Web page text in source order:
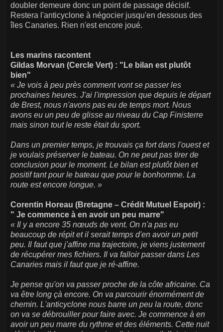
doubler demeure donc un point de passage décisif.
Restera l'anticyclone à négocier jusqu'en dessous des
îles Canaries. Rien n'est encore joué.
Les marins racontent
Gildas Morvan (Cercle Vert) : "Le bilan est plutôt
bien"
« Je vois à peu près comment vont se passer les
prochaines heures. J'ai l'impression que depuis le départ
de Brest, nous n'avons pas eu de temps mort. Nous
avons eu un peu de glisse au niveau du Cap Finisterre
mais sinon tout le reste était du sport.
Dans un premier temps, je trouvais ça fort dans l'ouest et
je voulais préserver le bateau. On ne peut pas tirer de
conclusion pour le moment. Le bilan est plutôt bien et
positif tant pour le bateau que pour le bonhomme. La
route est encore longue. »
Corentin Horeau (Bretagne – Crédit Mutuel Espoir) :
" Je commence à en avoir un peu marre"
« Il y a encore 35 nœuds de vent. On n'a pas eu
beaucoup de répit et il serait temps d'en avoir un petit
peu. Il faut que j'affine ma trajectoire, je viens justement
de récupérer mes fichiers. Il va falloir passer dans Les
Canaries mais il faut que je ré-affine.
Je pense qu'on va passer proche de la côte africaine. Ca
va être long çà encore. On va parcourir énormément de
chemin. L'anticyclone nous barre un peu la route, donc
on va se débrouiller pour faire avec. Je commence à en
avoir un peu marre du rythme et des éléments. Cette nuit